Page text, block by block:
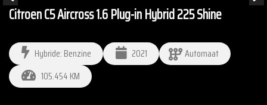
Citroen C5 Aircross 1.6 Plug-in Hybrid 225 Shine
Hybride: Benzine 2021
Automaat
105.454 KM